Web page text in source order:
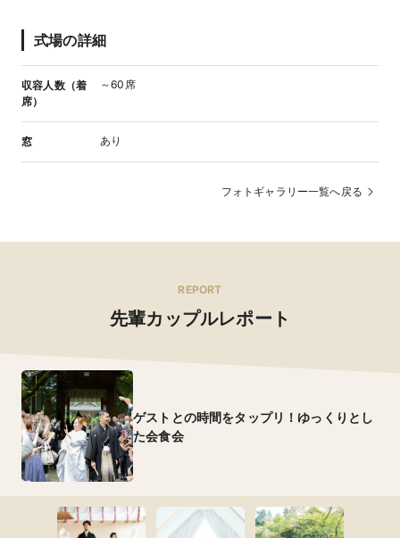
式場の詳細
収容人数（着
席）
～60席
窓 あり
フォトギャラリー一覧へ戻る
REPORT
先輩カップルレポート
ゲストとの時間をタップリ！ゆっくりとし
た会食会